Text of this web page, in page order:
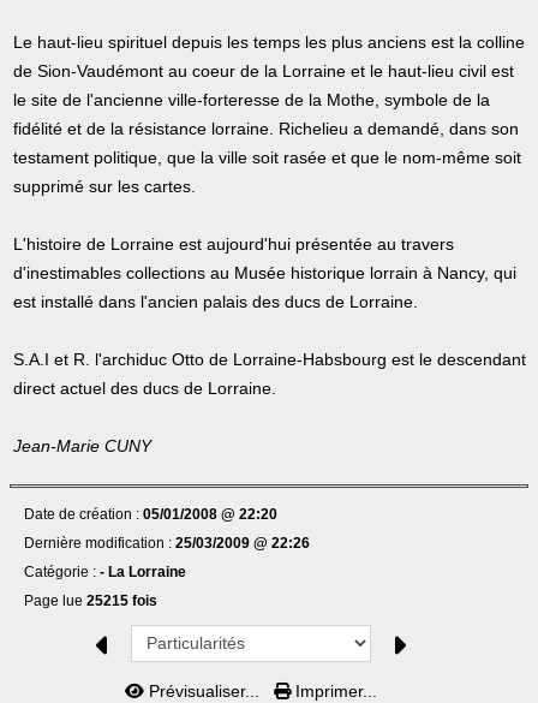
Le haut-lieu spirituel depuis les temps les plus anciens est la colline
de Sion-Vaudémont au coeur de la Lorraine et le haut-lieu civil est
le site de l'ancienne ville-forteresse de la Mothe, symbole de la
fidélité et de la résistance lorraine. Richelieu a demandé, dans son
testament politique, que la ville soit rasée et que le nom-même soit
supprimé sur les cartes.
L'histoire de Lorraine est aujourd'hui présentée au travers
d'inestimables collections au Musée historique lorrain à Nancy, qui
est installé dans l'ancien palais des ducs de Lorraine.
S.A.I et R. l'archiduc Otto de Lorraine-Habsbourg est le descendant
direct actuel des ducs de Lorraine.
Jean-Marie CUNY
Date de création : 05/01/2008 @ 22:20
Dernière modification : 25/03/2009 @ 22:26
Catégorie : - La Lorraine
Page lue 25215 fois
Prévisualiser... Imprimer...